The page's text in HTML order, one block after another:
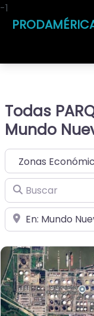
Todas
Mundo
Seleccionar el
Buscar
Cerca de
-1